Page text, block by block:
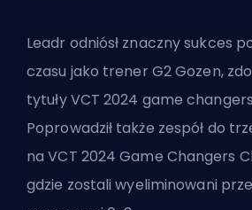
Leadr odniósł znaczny sukces
czasu jako trener G2 Gozen,
tytuły VCT 2024 game
Poprowadził także zespół do
na VCT 2024 Game Changers
gdzie zostali wyeliminowani